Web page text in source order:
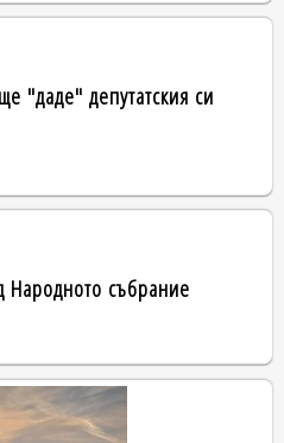
"даде" депутатския си
събрание